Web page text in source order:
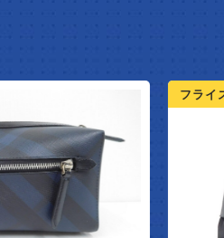
フライズ 鳥栖店